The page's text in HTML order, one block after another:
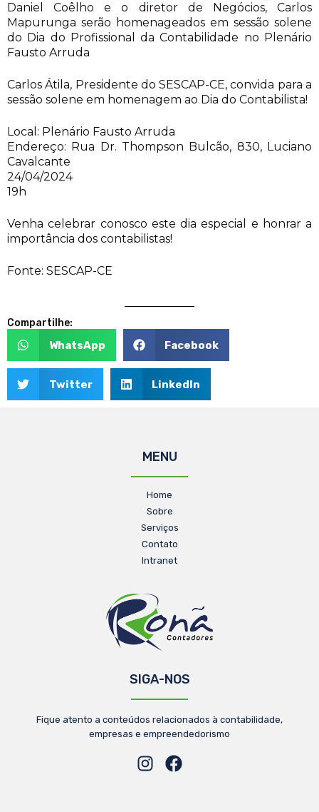
Daniel Coêlho e o diretor de Negócios, Carlos
Mapurunga serão homenageados em sessão solene
do Dia do Profissional da Contabilidade no Plenário
Fausto Arruda
Carlos Átila, Presidente do SESCAP-CE, convida para a
sessão solene em homenagem ao Dia do Contabilista!
Local: Plenário Fausto Arruda
Endereço: Rua Dr. Thompson Bulcão, 830, Luciano
Cavalcante
24/04/2024
19h
Venha celebrar conosco este dia especial e honrar a
importância dos contabilistas!
Fonte: SESCAP-CE
Compartilhe:
WhatsApp Facebook
Twitter LinkedIn
MENU
Home
Sobre
Serviços
Contato
Intranet
SIGA-NOS
Fique atento a conteúdos relacionados à contabilidade,
empresas e empreendedorismo